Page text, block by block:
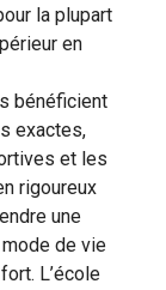
la plupart
en
bénéficient
exactes,
et les
rigoureux
une
de vie
L’école